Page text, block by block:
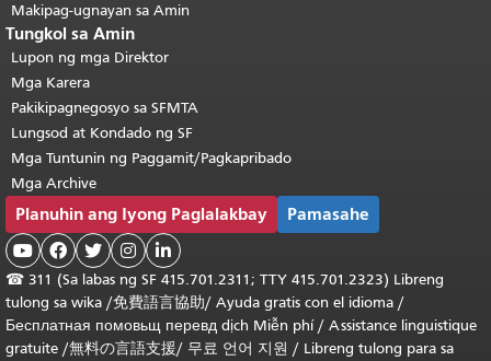
Makipag-ugnayan sa Amin
Tungkol sa Amin
Lupon ng mga Direktor
Mga Karera
Pakikipagnegosyo sa SFMTA
Lungsod at Kondado ng SF
Mga Tuntunin ng Paggamit/Pagkapribado
Mga Archive
Planuhin ang Iyong Paglalakbay Pamasahe
    
☎ 311 (Sa labas ng SF 415.701.2311; TTY 415.701.2323) Libreng
tulong sa wika /免費語言協助/ Ayuda gratis con el idioma /
Бесплатная помовьщ перевд dịch Miễn phí/ Assistance linguistique
gratuite /無料の言語支援/ 무료 언어 지원 / Libreng tulong para sa